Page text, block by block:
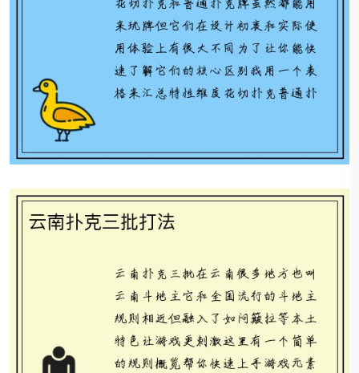
云南扑克三批打法
一打扑克是什么意思呀_《十二张扑克的隐